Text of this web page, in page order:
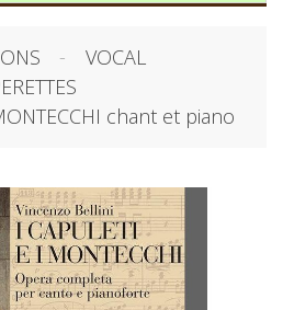
VOCAL
chant et piano